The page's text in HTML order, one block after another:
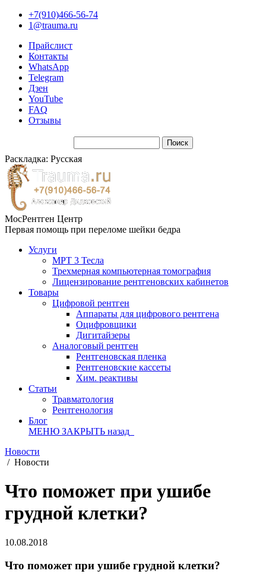
+7(910)466-56-74
1@trauma.ru
Прайслист
Контакты
WhatsApp
Telegram
Дзен
YouTube
FAQ
Отзывы
Раскладка: Русская
МосРентген Центр
Первая помощь при переломе шейки бедра
Услуги
МРТ 3 Тесла
Трехмерная компьютерная томография
Лицензирование рентгеновских кабинетов
Товары
Цифровой рентген
Аппараты для цифрового рентгена
Оцифровщики
Дигитайзеры
Аналоговый рентген
Рентгеновская пленка
Рентгеновские кассеты
Хим. реактивы
Статьи
Травматология
Рентгенология
Блог
МЕНЮ ЗАКРЫТЬ назад
Новости
/ Новости
Что поможет при ушибе
грудной клетки?
10.08.2018
Что поможет при ушибе грудной клетки?